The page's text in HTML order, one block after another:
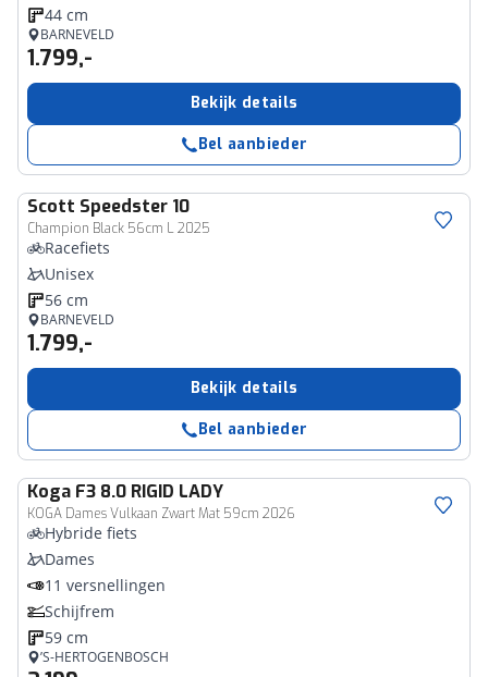
44 cm
BARNEVELD
1.799,-
Bekijk details
Bel aanbieder
Scott Speedster 10
Champion Black 56cm L 2025
Racefiets
Unisex
56 cm
BARNEVELD
1.799,-
Bekijk details
Bel aanbieder
Koga F3 8.0 RIGID LADY
KOGA Dames Vulkaan Zwart Mat 59cm 2026
Hybride fiets
Dames
11 versnellingen
Schijfrem
59 cm
’S-HERTOGENBOSCH